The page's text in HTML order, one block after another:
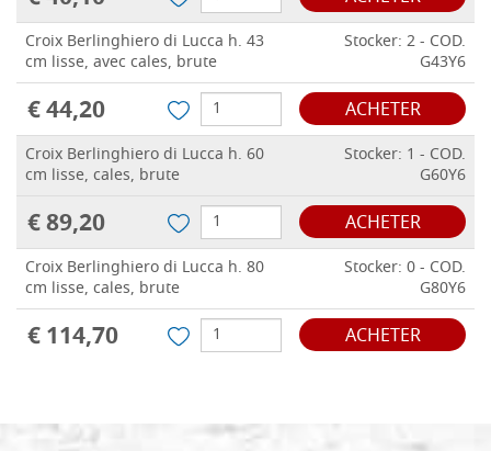
Croix Berlinghiero di Lucca h. 43
cm lisse, avec cales, brute
Stocker: 2 - COD.
G43Y6
€ 44,20 ACHETER
Croix Berlinghiero di Lucca h. 60
cm lisse, cales, brute
Stocker: 1 - COD.
G60Y6
€ 89,20 ACHETER
Croix Berlinghiero di Lucca h. 80
cm lisse, cales, brute
Stocker: 0 - COD.
G80Y6
€ 114,70 ACHETER